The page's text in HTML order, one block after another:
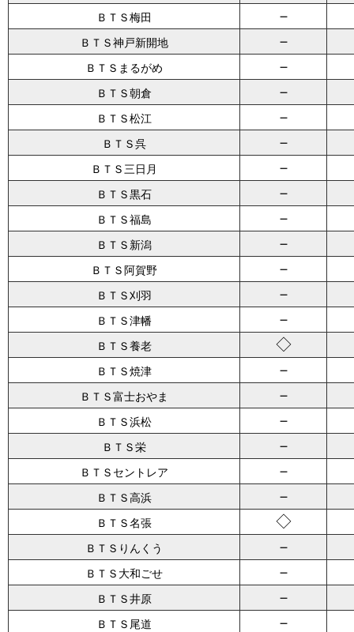
ＢＴＳ梅田 －
ＢＴＳ神戸新開地 －
ＢＴＳまるがめ －
ＢＴＳ朝倉 －
ＢＴＳ松江 －
ＢＴＳ呉 －
ＢＴＳ三日月 －
ＢＴＳ黒石 －
ＢＴＳ福島 －
ＢＴＳ新潟 －
ＢＴＳ阿賀野 －
ＢＴＳ刈羽 －
ＢＴＳ津幡 －
ＢＴＳ養老 ◇
ＢＴＳ焼津 －
ＢＴＳ富士おやま －
ＢＴＳ浜松 －
ＢＴＳ栄 －
ＢＴＳセントレア －
ＢＴＳ高浜 －
ＢＴＳ名張 ◇
ＢＴＳりんくう －
ＢＴＳ大和ごせ －
ＢＴＳ井原 －
ＢＴＳ尾道 －